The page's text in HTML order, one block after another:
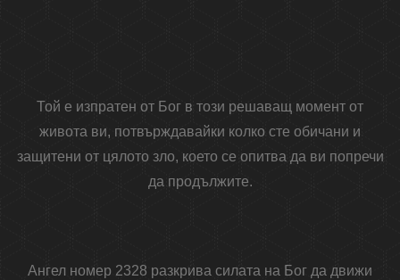
Той е изпратен от Бог в този решаващ момент от
живота ви, потвърждавайки колко сте обичани и
защитени от цялото зло, което се опитва да ви попречи
да продължите.
Ангел номер 2328 разкрива силата на Бог да движи